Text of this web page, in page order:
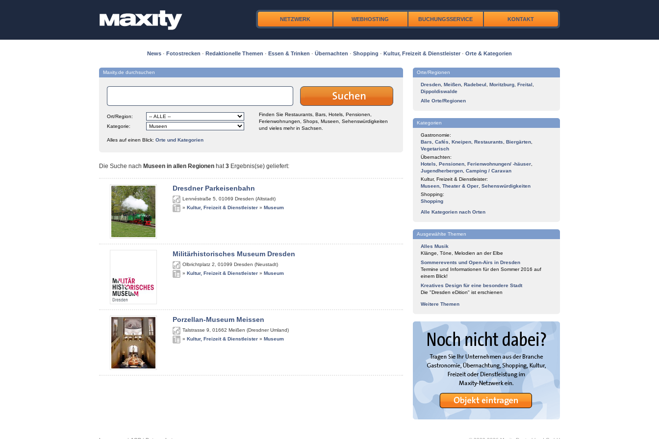
NETZWERK WEBHOSTING BUCHUNGSSERVICE KONTAKT
News · Fotostrecken · Redaktionelle Themen · Essen & Trinken · Übernachten · Shopping · Kultur, Freizeit & Dienstleister · Orte & Kategorien
Maxity.de durchsuchen
Ort/Region:
Kategorie:
Finden Sie Restaurants, Bars, Hotels, Pensionen,
Ferienwohnungen, Shops, Museen, Sehenswürdigkeiten
und vieles mehr in Sachsen.
Alles auf einen Blick: Orte und Kategorien
Die Suche nach Museen in allen Regionen hat3 Ergebnis(se) geliefert:
Dresdner Parkeisenbahn
Lennéstraße 5 01069 Dresden (Altstadt)
» Kultur, Freizeit & Dienstleister » Museum
Militärhistorisches Museum Dresden
Olbrichtplatz 2 01099 Dresden (Neustadt)
» Kultur, Freizeit & Dienstleister » Museum
Porzellan-Museum Meissen
Talstrasse 9 01662 Meißen (Dresdner Umland)
» Kultur, Freizeit & Dienstleister » Museum
Orte/Regionen
Dresden Meißen Radebeul Moritzburg Freital
Dippoldiswalde
Alle Orte/Regionen
Kategorien
Gastronomie:
Bars
Cafés Kneipen Restaurants Biergärten
Vegetarisch
Übernachten:
Hotels
Pensionen Ferienwohnungen/ -häuser
Jugendherbergen Camping / Caravan
Kultur, Freizeit & Dienstleister:
Museen Theater & Oper Sehenswürdigkeiten
Shopping:
Shopping
Alle Kategorien nach Orten
Ausgewählte Themen
Alles Musik
Klänge, Töne, Melodien an der Elbe
Sommerevents und Open-Airs in Dresden
Termine und Informationen für den Sommer 2016 auf
einem Blick!
Kreatives Design für eine besondere Stadt
Die "Dresden eDition" ist erschienen
Weitere Themen